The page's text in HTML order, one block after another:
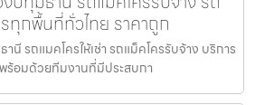
รทุกพื้นที่ทั่วไทย ราคาถูก
านี รถแมคโครให้เช่า รถแม็คโครรับจ้าง บริการ
พร้อมด้วยทีมงานที่มีประสบกา